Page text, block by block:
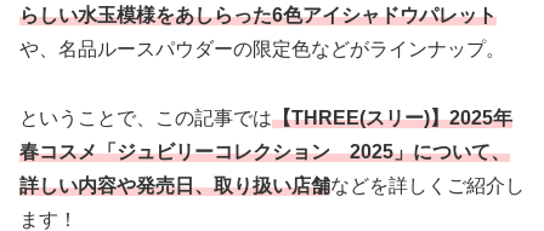
らしい水玉模様をあしらった6色アイシャドウパレット
や、名品ルースパウダーの限定色などがラインナップ。
ということで、この記事では【THREE(スリー)】2025年
春コスメ「ジュビリーコレクション 2025」について、
詳しい内容や発売日、取り扱い店舗などを詳しくご紹介し
ます！